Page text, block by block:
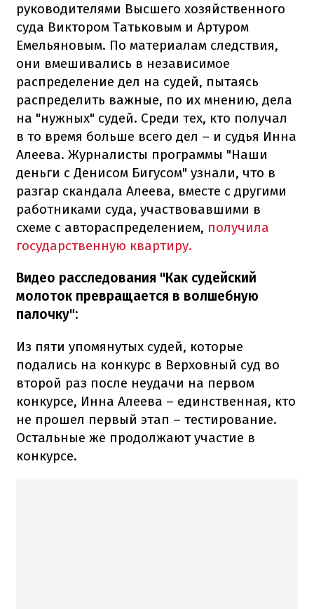
руководителями Высшего хозяйственного
суда Виктором Татьковым и Артуром
Емельяновым. По материалам следствия,
они вмешивались в независимое
распределение дел на судей, пытаясь
распределить важные, по их мнению, дела
на "нужных" судей. Среди тех, кто получал
в то время больше всего дел – и судья Инна
Алеева. Журналисты программы "Наши
деньги с Денисом Бигусом" узнали, что в
разгар скандала Алеева, вместе с другими
работниками суда, участвовавшими в
схеме с автораспределением, получила
государственную квартиру.
Видео расследования "Как судейский
молоток превращается в волшебную
палочку":
Из пяти упомянутых судей, которые
подались на конкурс в Верховный суд во
второй раз после неудачи на первом
конкурсе, Инна Алеева – единственная, кто
не прошел первый этап – тестирование.
Остальные же продолжают участие в
конкурсе.